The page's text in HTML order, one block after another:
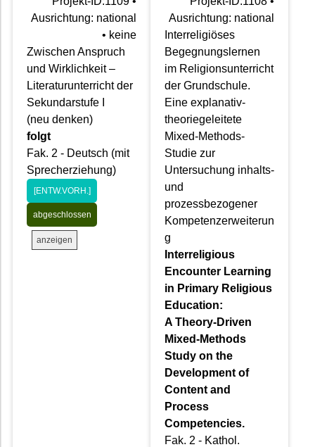
Ausrichtung: national
• keine
Zwischen Anspruch
und Wirklichkeit –
Literaturunterricht der
Sekundarstufe I
(neu denken)
folgt
Fak. 2 - Deutsch (mit
Sprecherziehung)
[ENTW.VORH.]
abgeschlossen
anzeigen
Ausrichtung: national
Interreligiöses
Begegnungslernen
im Religionsunterricht
der Grundschule.
Eine explanativ-
theoriegeleitete
Mixed-Methods-
Studie zur
Untersuchung inhalts-
und
prozessbezogener
Kompetenzerweiterun
g
Interreligious
Encounter Learning
in Primary Religious
Education:
A Theory-Driven
Mixed-Methods
Study on the
Development of
Content and
Process
Competencies.
Fak. 2 - Kathol.